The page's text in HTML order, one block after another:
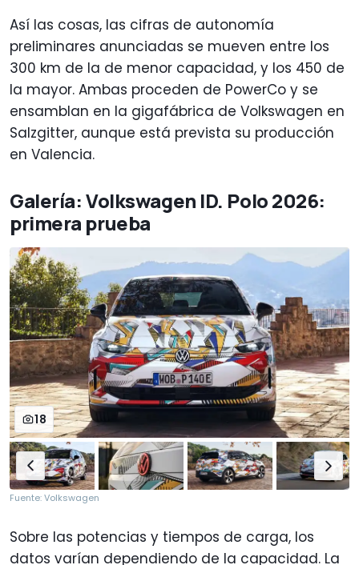
Así las cosas, las cifras de autonomía
preliminares anunciadas se mueven entre los
300 km de la de menor capacidad, y los 450 de
la mayor. Ambas proceden de PowerCo y se
ensamblan en la gigafábrica de Volkswagen en
Salzgitter, aunque está prevista su producción
en Valencia.
Galería: Volkswagen ID. Polo 2026:
primera prueba
18
Fuente: Volkswagen
Sobre las potencias y tiempos de carga, los
datos varían dependiendo de la capacidad. La